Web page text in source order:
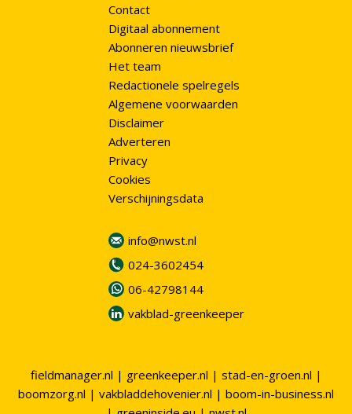
Contact
Digitaal abonnement
Abonneren nieuwsbrief
Het team
Redactionele spelregels
Algemene voorwaarden
Disclaimer
Adverteren
Privacy
Cookies
Verschijningsdata
info@nwst.nl
024-3602454
06-42798144
vakblad-greenkeeper
fieldmanager.nl | greenkeeper.nl | stad-en-groen.nl |
boomzorg.nl | vakbladdehovenier.nl | boom-in-business.nl